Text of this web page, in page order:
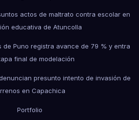
actos de maltrato contra escolar en
educativa de Atuncolla
de Puno registra avance de 79 % y entra
final de modelación
presunto intento de invasión de
en Capachica
Portfolio